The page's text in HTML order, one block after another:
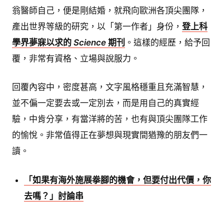
翁醫師自己，便是剛結婚，就飛向歐洲各頂尖團隊，
產出世界等級的研究，以「第一作者」身份， 登上科
學界夢寐以求的 Science 期刊 。這樣的經歷，給予回
覆，非常有資格、立場與說服力。
回覆內容中，密度甚高，文字風格穩重且充滿智慧，
並不偏一定要去或一定別去，而是用自己的真實經
驗，中肯分享，有當洋將的苦，也有與頂尖團隊工作
的愉悅。非常值得正在夢想與現實間猶豫的朋友們一
讀。
「如果有海外施展拳腳的機會，但要付出代價，你
去嗎？」討論串